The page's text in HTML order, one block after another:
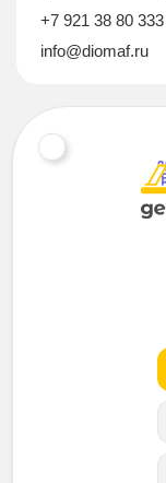
+7 921 38 80 333
info@diomaf.ru